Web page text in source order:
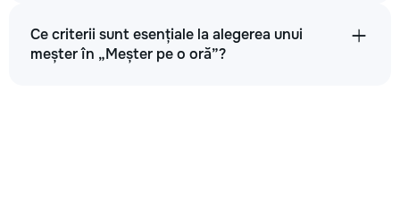
Ce criterii sunt esențiale la alegerea unui
meșter în „Meșter pe o oră”?